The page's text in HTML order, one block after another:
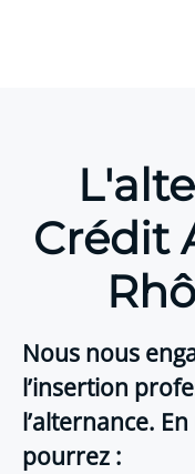
Crédit
Nous nous
l’insertion
l’alternance.
pourrez :